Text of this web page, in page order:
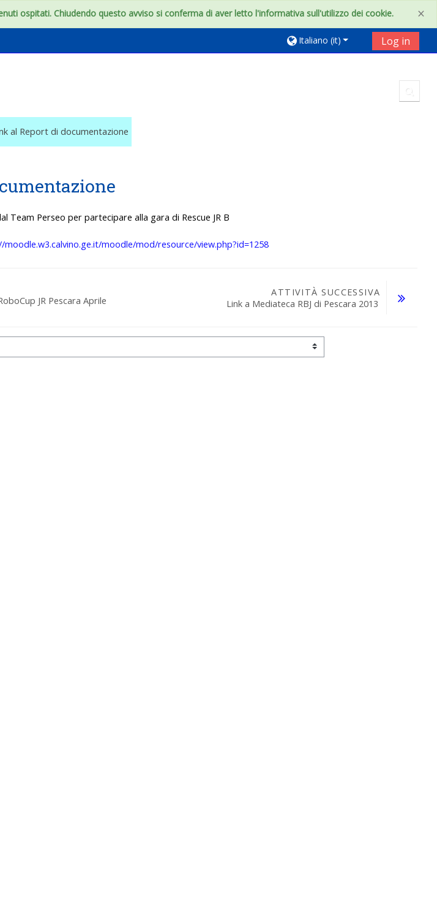
×
ospitati. Chiudendo questo avviso si conferma di aver letto l'informativa sull'utilizzo dei cookie.
Italiano ‎(it)‎ Log in
al Report di documentazione
Team Perseo per partecipare alla gara di Rescue JR B
moodle.w3.calvino.ge.it/moodle/mod/resource/view.php?id=1258
JR Pescara Aprile
ATTIVITÀ SUCCESSIVA
Link a Mediateca RBJ di Pescara 2013